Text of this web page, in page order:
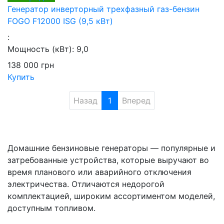
Генератор инверторный трехфазный газ-бензин
FOGO F12000 ISG (9,5 кВт)
:
Мощность (кВт): 9,0
138 000 грн
Купить
Назад 1 Вперед
Домашние бензиновые генераторы — популярные и
затребованные устройства, которые выручают во
время планового или аварийного отключения
электричества. Отличаются недорогой
комплектацией, широким ассортиментом моделей,
доступным топливом.